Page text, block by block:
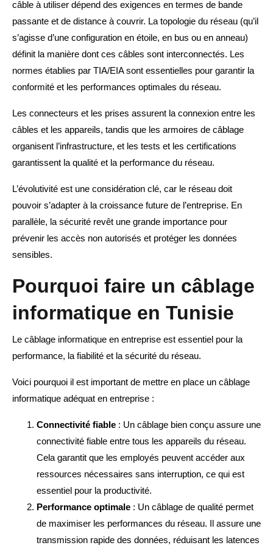
câble à utiliser dépend des exigences en termes de bande
passante et de distance à couvrir. La topologie du réseau (qu’il
s’agisse d’une configuration en étoile, en bus ou en anneau)
définit la manière dont ces câbles sont interconnectés. Les
normes établies par TIA/EIA sont essentielles pour garantir la
conformité et les performances optimales du réseau.
Les connecteurs et les prises assurent la connexion entre les
câbles et les appareils, tandis que les armoires de câblage
organisent l’infrastructure, et les tests et les certifications
garantissent la qualité et la performance du réseau.
L’évolutivité est une considération clé, car le réseau doit
pouvoir s’adapter à la croissance future de l’entreprise. En
parallèle, la sécurité revêt une grande importance pour
prévenir les accès non autorisés et protéger les données
sensibles.
Pourquoi faire un câblage
informatique en Tunisie
Le câblage informatique en entreprise est essentiel pour la
performance, la fiabilité et la sécurité du réseau.
Voici pourquoi il est important de mettre en place un câblage
informatique adéquat en entreprise :
Connectivité fiable : Un câblage bien conçu assure une
connectivité fiable entre tous les appareils du réseau.
Cela garantit que les employés peuvent accéder aux
ressources nécessaires sans interruption, ce qui est
essentiel pour la productivité.
Performance optimale : Un câblage de qualité permet
de maximiser les performances du réseau. Il assure une
transmission rapide des données, réduisant les latences